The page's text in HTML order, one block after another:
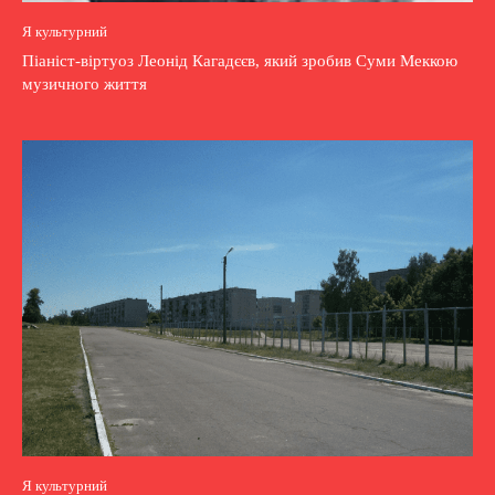
Я культурний
Піаніст-віртуоз Леонід Кагадєєв, який зробив Суми Меккою
музичного життя
Я культурний